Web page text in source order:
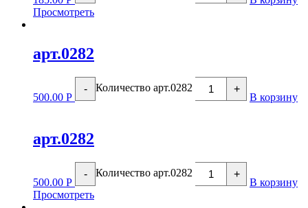
Просмотреть
арт.0282
500.00 Р
- Количество арт.0282 +
В корзину
арт.0282
500.00 Р
- Количество арт.0282 +
В корзину
Просмотреть